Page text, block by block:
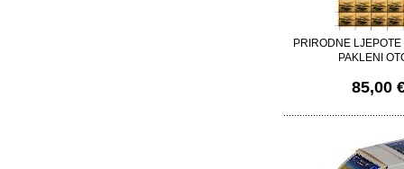
PRIRODNE
PAKLENI
85,00